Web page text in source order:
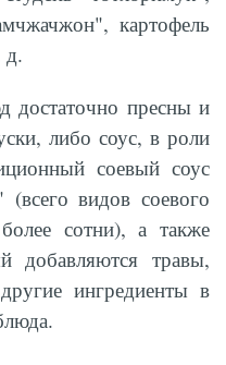
картофель
д.
достаточно пресны и
либо соус, в роли
соевый соус
видов соевого
сотни), а также
добавляются травы,
ингредиенты в